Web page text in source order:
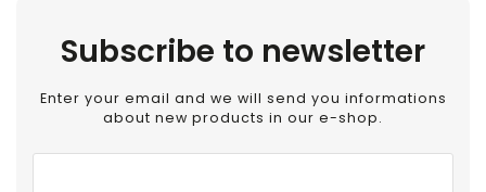
Subscribe to newsletter
Enter your email and we will send you informations
about new products in our e-shop.